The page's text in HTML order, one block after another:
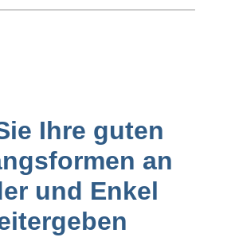
Ihre guten
an
und Enkel